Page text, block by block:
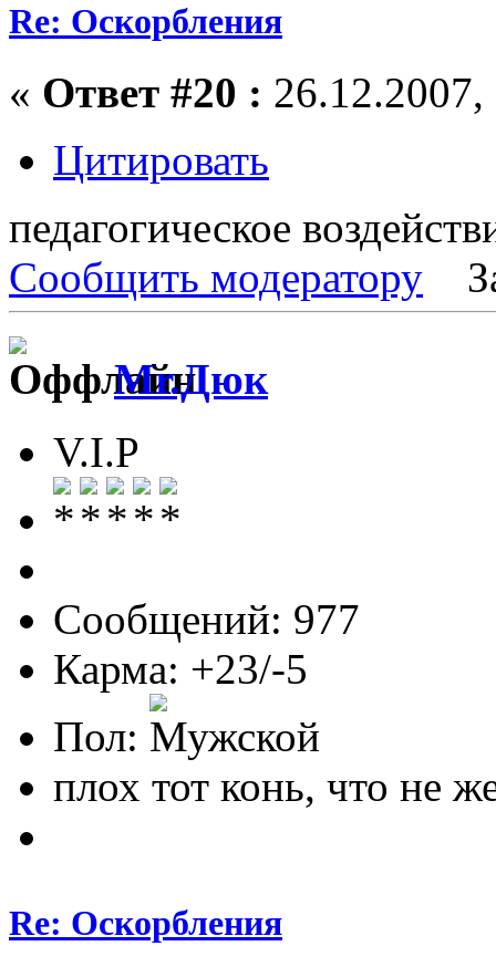
Re: Оскорбления
« Ответ #20 :
Цитировать
педагогическое
Сообщить модератору
Mr.Дюк
V.I.P
Сообщений: 977
Карма: +23/-5
Пол:
плох тот конь, что не
Re: Оскорбления